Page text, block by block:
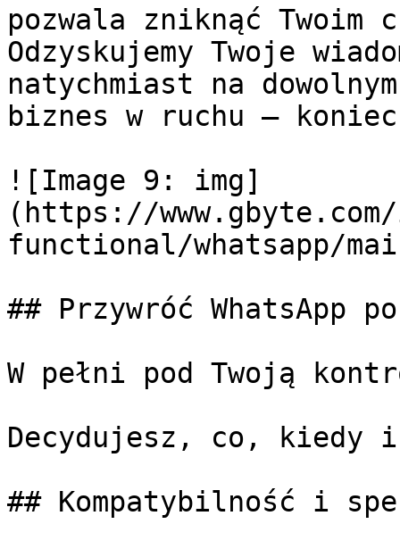
pozwala zniknąć Twoim
Odzyskujemy Twoje
natychmiast na
biznes w ruchu —
![Image 9: img]
(https://
functional/whatsapp/
## Przywróć WhatsApp
W pełni pod Twoją
Decydujesz, co, kiedy
## Kompatybilność i